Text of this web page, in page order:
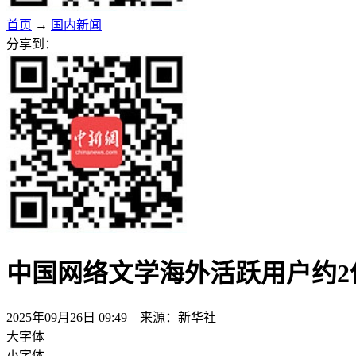
首页 → 国内新闻
分享到：
中国网络文学海外活跃用户约
2025年09月26日 09:49 来源：新华社
大字体